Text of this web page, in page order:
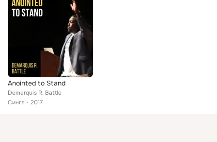
Anointed to Stand
Demarquis R. Battle
Сингл
2017